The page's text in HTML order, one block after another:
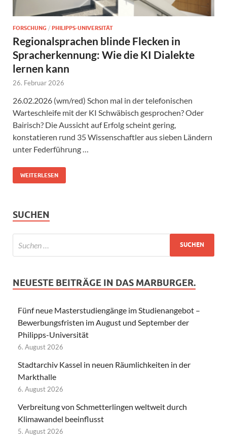
FORSCHUNG / PHILIPPS-UNIVERSITÄT
Regionalsprachen blinde Flecken in
Spracherkennung: Wie die KI Dialekte
lernen kann
26. Februar 2026
26.02.2026 (wm/red) Schon mal in der telefonischen
Warteschleife mit der KI Schwäbisch gesprochen? Oder
Bairisch? Die Aussicht auf Erfolg scheint gering,
konstatieren rund 35 Wissenschaftler aus sieben Ländern
unter Federführung …
WEITERLESEN
SUCHEN
NEUESTE BEITRÄGE IN DAS MARBURGER.
Fünf neue Masterstudiengänge im Studienangebot –
Bewerbungsfristen im August und September der
Philipps-Universität
6. August 2026
Stadtarchiv Kassel in neuen Räumlichkeiten in der
Markthalle
6. August 2026
Verbreitung von Schmetterlingen weltweit durch
Klimawandel beeinflusst
5. August 2026